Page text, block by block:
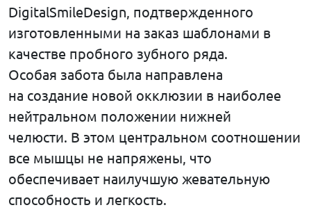
DigitalSmileDesign, подтвержденного
изготовленными на заказ шаблонами в
качестве пробного зубного ряда.
Особая забота была направлена ​​
на создание новой окклюзии в наиболее
нейтральном положении нижней
челюсти. В этом центральном соотношении
все мышцы не напряжены, что
обеспечивает наилучшую жевательную
способность и легкость.